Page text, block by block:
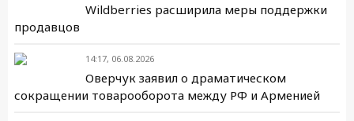
Wildberries расширила меры поддержки
продавцов
14:17, 06.08.2026
Оверчук заявил о драматическом
сокращении товарооборота между РФ и Арменией